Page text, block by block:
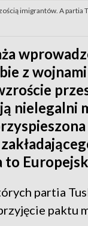
imigrantów. A
z
nielegalni
to
partia
paktu